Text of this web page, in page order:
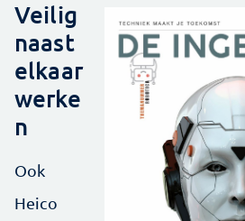
Veilig
naast
elkaar
werke
n
Ook
Heico